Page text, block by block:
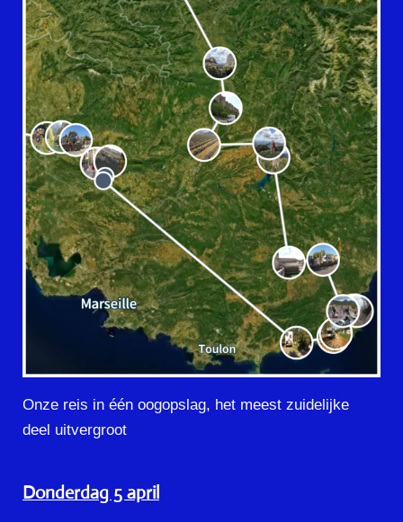
Onze reis in één oogopslag, het meest zuidelijke
deel uitvergroot
Donderdag 5 april